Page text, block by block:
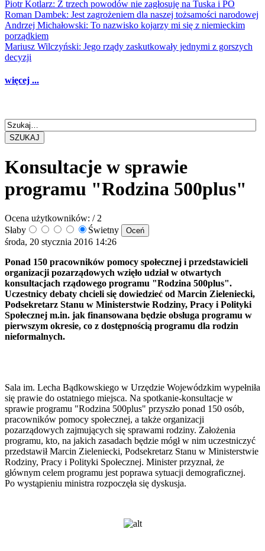
Piotr Kotlarz: Z trzech powodów nie zagłosuję na Tuska i PO
Roman Dambek: Jest zagrożeniem dla naszej tożsamości narodowej
Andrzej Michałowski: To nazwisko kojarzy mi się z niemieckim
porządkiem
Mariusz Wilczyński: Jego rządy zaskutkowały jednymi z gorszych
decyzji
więcej ...
SZUKAJ
Konsultacje w sprawie
programu "Rodzina 500plus"
Ocena użytkowników: / 2
Słaby
Świetny
środa, 20 stycznia 2016 14:26
Ponad 150 pracowników pomocy społecznej i przedstawicieli
organizacji pozarządowych wzięło udział w otwartych
konsultacjach rządowego programu "Rodzina 500plus".
Uczestnicy debaty chcieli się dowiedzieć od Marcin Zieleniecki,
Podsekretarz Stanu w Ministerstwie Rodziny, Pracy i Polityki
Społecznej m.in. jak finansowana będzie obsługa programu w
pierwszym okresie, co z dostępnością programu dla rodzin
nieformalnych.
Sala im. Lecha Bądkowskiego w Urzędzie Wojewódzkim wypełniła
się prawie do ostatniego miejsca. Na spotkanie-konsultacje w
sprawie programu "Rodzina 500plus" przyszło ponad 150 osób,
pracowników pomocy społecznej, a także organizacji
pozarządowych zajmujących się sprawami rodziny. Założenia
programu, kto, na jakich zasadach będzie mógł w nim uczestniczyć
przedstawił Marcin Zieleniecki, Podsekretarz Stanu w Ministerstwie
Rodziny, Pracy i Polityki Społecznej. Minister przyznał, że
głównym celem programu jest poprawa sytuacji demograficznej.
Po wystąpieniu ministra rozpoczęła się dyskusja.